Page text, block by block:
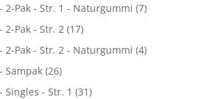
2-Pak - Str. 1 - Naturgummi (7)
2-Pak - Str. 2 (17)
2-Pak - Str. 2 - Naturgummi (4)
Sampak (26)
Singles - Str. 1 (31)